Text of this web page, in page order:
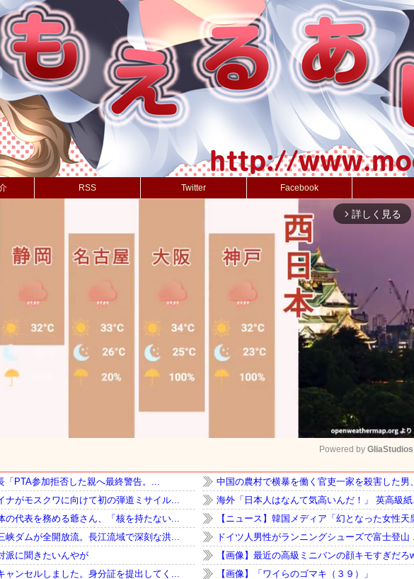
RSS Twitter Facebook
arrow_forward_ios 詳しく見る
Mute
Powered by GliaStudios